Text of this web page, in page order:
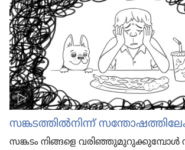
സങ്കടത്തിൽനിന്ന്‌
സങ്കടം നിങ്ങളെ വരിഞ്ഞു​മു​റു​ക്കു​മ്പോൾ